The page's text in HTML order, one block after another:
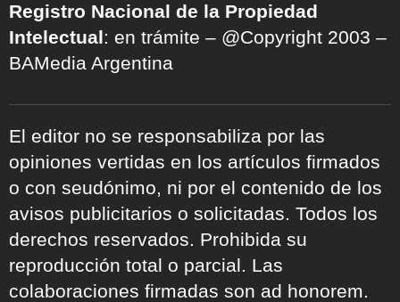
Registro Nacional de la Propiedad
Intelectual: en trámite – @Copyright 2003 –
BAMedia Argentina
El editor no se responsabiliza por las
opiniones vertidas en los artículos firmados
o con seudónimo, ni por el contenido de los
avisos publicitarios o solicitadas. Todos los
derechos reservados. Prohibida su
reproducción total o parcial. Las
colaboraciones firmadas son ad honorem.